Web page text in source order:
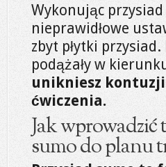
Wykonując przysiad
nieprawidłowe
zbyt płytki
podążały w
unikniesz kontuzji
ćwiczenia.
Jak
sumo do planu